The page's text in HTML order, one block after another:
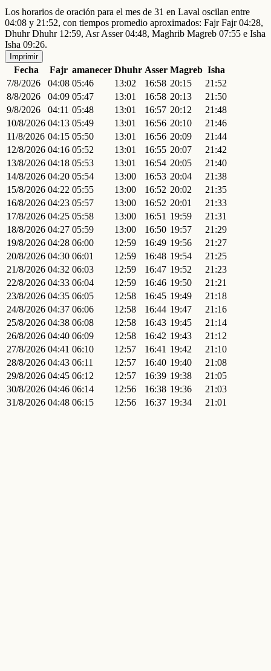
Los horarios de oración para el mes de 31 en Laval oscilan entre
04:08 y 21:52, con tiempos promedio aproximados: Fajr Fajr 04:28,
Dhuhr Dhuhr 12:59, Asr Asser 04:48, Maghrib Magreb 07:55 e Isha
Isha 09:26.
Imprimir
Fecha Fajr amanecer Dhuhr Asser Magreb Isha
7/8/2026
04:08 05:46 13:02 16:58 20:15
21:52
8/8/2026
04:09 05:47 13:01 16:58 20:13
21:50
9/8/2026
04:11 05:48 13:01 16:57 20:12
21:48
10/8/2026 04:13 05:49 13:01 16:56 20:10
21:46
11/8/2026 04:15 05:50 13:01 16:56 20:09
21:44
12/8/2026 04:16 05:52 13:01 16:55 20:07
21:42
13/8/2026 04:18 05:53 13:01 16:54 20:05
21:40
14/8/2026 04:20 05:54 13:00 16:53 20:04
21:38
15/8/2026 04:22 05:55 13:00 16:52 20:02
21:35
16/8/2026 04:23 05:57 13:00 16:52 20:01
21:33
17/8/2026 04:25 05:58 13:00 16:51 19:59
21:31
18/8/2026 04:27 05:59 13:00 16:50 19:57
21:29
19/8/2026 04:28 06:00 12:59 16:49 19:56
21:27
20/8/2026 04:30 06:01 12:59 16:48 19:54
21:25
21/8/2026 04:32 06:03 12:59 16:47 19:52
21:23
22/8/2026 04:33 06:04 12:59 16:46 19:50
21:21
23/8/2026 04:35 06:05 12:58 16:45 19:49
21:18
24/8/2026 04:37 06:06 12:58 16:44 19:47
21:16
25/8/2026 04:38 06:08 12:58 16:43 19:45
21:14
26/8/2026 04:40 06:09 12:58 16:42 19:43
21:12
27/8/2026 04:41 06:10 12:57 16:41 19:42
21:10
28/8/2026 04:43 06:11 12:57 16:40 19:40
21:08
29/8/2026 04:45 06:12 12:57 16:39 19:38
21:05
30/8/2026 04:46 06:14 12:56 16:38 19:36
21:03
31/8/2026 04:48 06:15 12:56 16:37 19:34 21:01